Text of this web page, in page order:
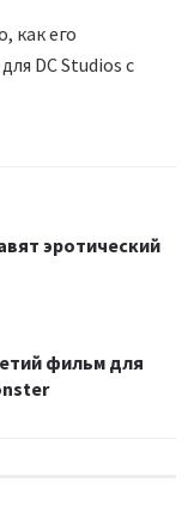
как его
DC Studios с
эротический
фильм для